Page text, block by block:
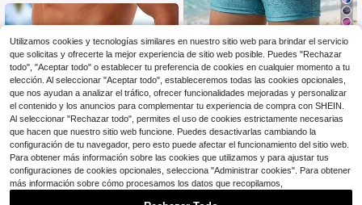
Naviga Onda
Naviga Onda Bañador de hombre c
on cintura de cordón y degradado d
e color, bañador de hombre para pla
ya, shorts de baño de hombre, traje
de baño de hombre, shorts de natac
ión para hombre, ropa de baño de h
ombre
70+ vendidos
$5.77 -34%
Utilizamos cookies y tecnologías similares en nuestro sitio web para brindar el servicio
que solicitas y ofrecerte la mejor experiencia de sitio web posible. Puedes "Rechazar
todo", "Aceptar todo" o establecer tu preferencia de cookies en cualquier momento a tu
elección. Al seleccionar "Aceptar todo", estableceremos todas las cookies opcionales,
que nos ayudan a analizar el tráfico, ofrecer funcionalidades mejoradas y personalizar
el contenido y los anuncios para complementar tu experiencia de compra con SHEIN.
Al seleccionar "Rechazar todo", permites el uso de cookies estrictamente necesarias
que hacen que nuestro sitio web funcione. Puedes desactivarlas cambiando la
configuración de tu navegador, pero esto puede afectar el funcionamiento del sitio web.
Para obtener más información sobre las cookies que utilizamos y para ajustar tus
configuraciones de cookies opcionales, selecciona "Administrar cookies". Para obtener
más información sobre cómo procesamos los datos que recopilamos,